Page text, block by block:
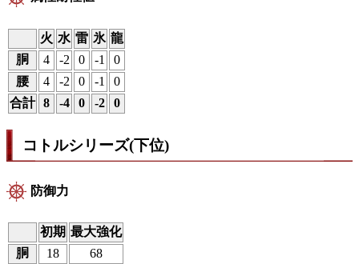
火 水 雷 氷 龍
胴
4 -2 0 -1
0
腰
4 -2 0 -1
0
合計 8 -4 0 -2 0
コトルシリーズ(下位)
防御力
初期 最大強化
胴
18
68